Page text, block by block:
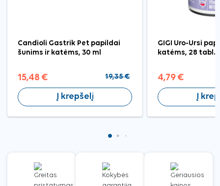
Candioli Gastrik Pet papildai
šunims ir katėms, 30 ml
15,48 € 19,35 €
Į krepšelį
GIGI Uro-Ursi
katėms, 28 tabl.
4,79 €
Į